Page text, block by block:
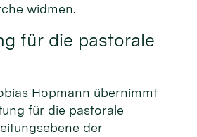
widmen.
für die pastorale
Hopmann übernimmt
für die pastorale
der